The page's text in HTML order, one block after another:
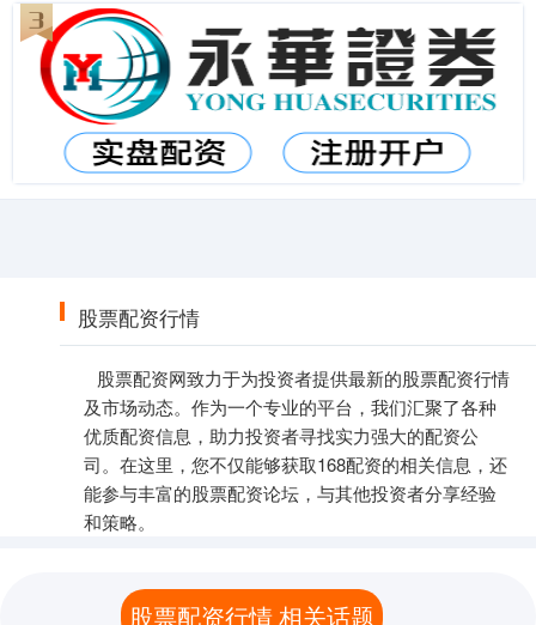
股票配资行情
股票配资网致力于为投资者提供最新的股票配资行情
及市场动态。作为一个专业的平台，我们汇聚了各种
优质配资信息，助力投资者寻找实力强大的配资公
司。在这里，您不仅能够获取168配资的相关信息，还
能参与丰富的股票配资论坛，与其他投资者分享经验
和策略。
股票配资行情 相关话题